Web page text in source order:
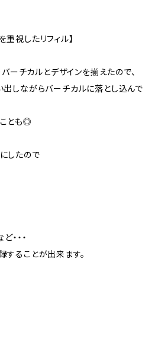
視したリフィル】
ーチカルとデザインを揃えたので、
出しながらバーチカルに落とし込んで
とも◎
したので
・・・
することが出来ます。